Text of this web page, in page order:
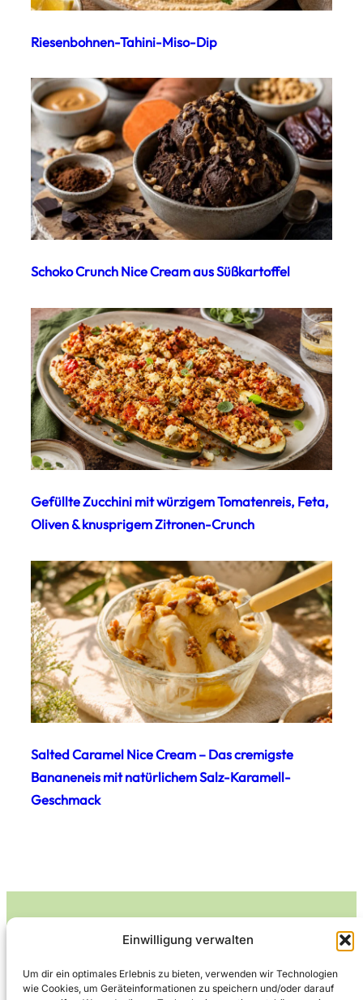
Einwilligung verwalten
Um dir ein optimales Erlebnis zu bieten, verwenden wir Technologien
wie Cookies, um Geräteinformationen zu speichern und/oder darauf
Riesenbohnen-Tahini-Miso-Dip
Schoko Crunch Nice Cream aus Süßkartoffel
Gefüllte Zucchini mit würzigem Tomatenreis, Feta,
Oliven & knusprigem Zitronen-Crunch
Salted Caramel Nice Cream – Das cremigste
Bananeneis mit natürlichem Salz-Karamell-
Geschmack
Leckerlife
Lecker essen – gesund leben.